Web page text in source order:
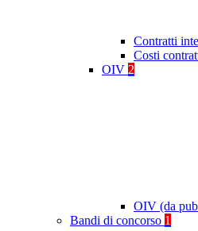
Contratti
Costi
OIV 2
OIV (da
Bandi di concorso 1